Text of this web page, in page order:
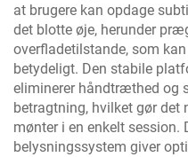
at brugere kan opdage
det blotte øje, herunder
overfladetilstande, som
betydeligt. Den stabile
eliminerer håndtræthed og
betragtning, hvilket gør det
mønter i en enkelt session.
belysningssystem giver